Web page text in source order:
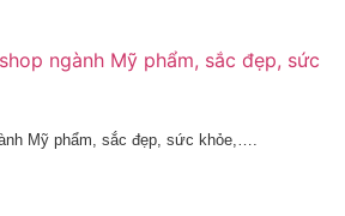
Mỹ phẩm, sắc đẹp, sức khỏe,….